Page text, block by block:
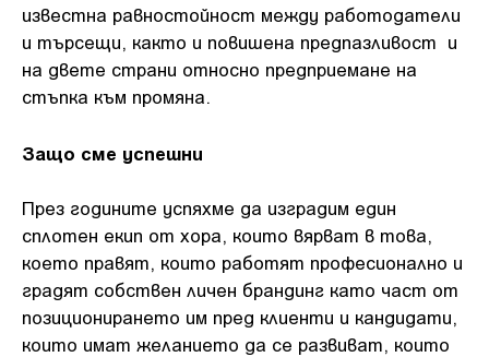
известна равностойност между работодатели
и търсещи, както и повишена предпазливост и
на двете страни относно предприемане на
стъпка към промяна.
Защо сме успешни
През годините успяхме да изградим един
сплотен екип от хора, които вярват в това,
което правят, които работят професионално и
градят собствен личен брандинг като част от
позиционирането им пред клиенти и кандидати,
които имат желанието да се развиват, които